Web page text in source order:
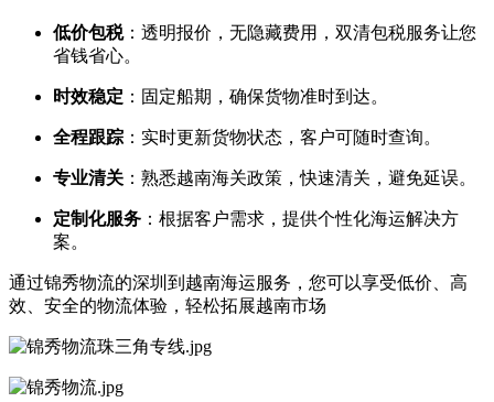
低价包税：透明报价，无隐藏费用，双清包税服务让您
省钱省心。
时效稳定 ：固定船期，确保货物准时到达。
全程跟踪 ：实时更新货物状态，客户可随时查询。
专业清关 ：熟悉越南海关政策，快速清关，避免延误。
定制化服务 ：根据客户需求，提供个性化海运解决方
案。
通过锦秀物流的深圳到越南海运服务，您可以享受低价、高
效、安全的物流体验，轻松拓展越南市场